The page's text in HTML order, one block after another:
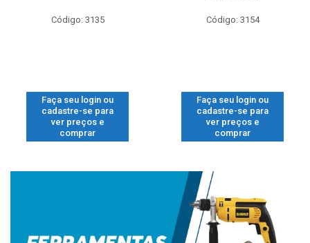
Código: 3135
Faça seu login ou
cadastre-se para
ver preços e
comprar
Código: 3154
Faça seu login ou
cadastre-se para
ver preços e
comprar